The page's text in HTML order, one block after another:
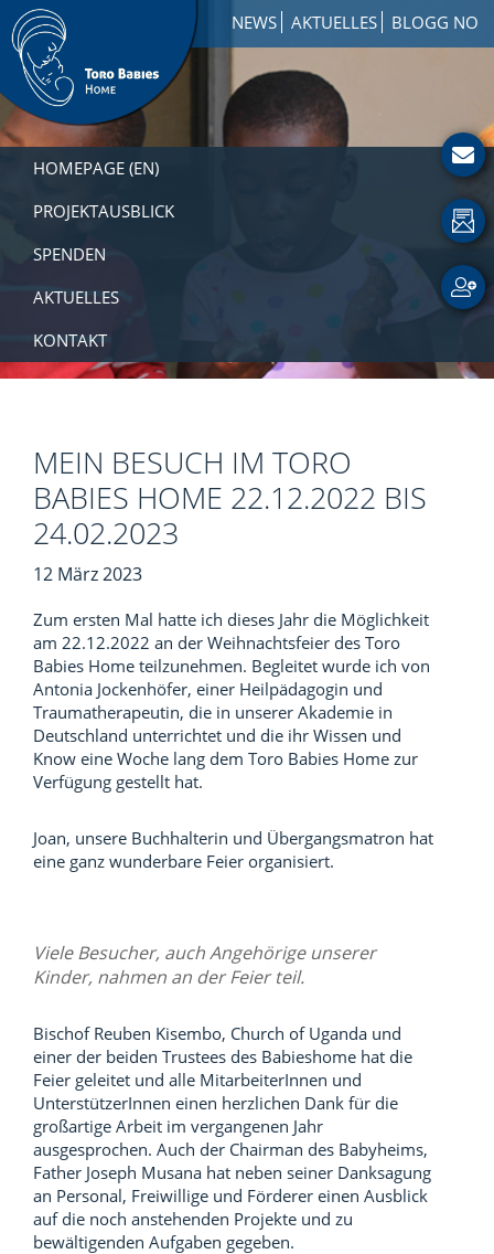
Zur
Hauptnavigation
springen
Skip
to
main
content
Zur
Fußzeile
springen
NEWS AKTUELLES BLOGG NO
Toro
Babies
Home
How
Involved
HOMEPAGE (EN)
PROJEKTAUSBLICK
SPENDEN
AKTUELLES
KONTAKT
MEIN BESUCH IM TORO
BABIES HOME 22.12.2022 BIS
24.02.2023
12 März 2023
Zum ersten Mal hatte ich dieses Jahr die Möglichkeit
am 22.12.2022 an der Weihnachtsfeier des Toro
Babies Home teilzunehmen. Begleitet wurde ich von
Antonia Jockenhöfer, einer Heilpädagogin und
Traumatherapeutin, die in unserer Akademie in
Deutschland unterrichtet und die ihr Wissen und
Know eine Woche lang dem Toro Babies Home zur
Verfügung gestellt hat.
Joan, unsere Buchhalterin und Übergangsmatron hat
eine ganz wunderbare Feier organisiert.
Viele Besucher, auch Angehörige unserer
Kinder, nahmen an der Feier teil.
Bischof Reuben Kisembo, Church of Uganda und
einer der beiden Trustees des Babieshome hat die
Feier geleitet und alle MitarbeiterInnen und
UnterstützerInnen einen herzlichen Dank für die
großartige Arbeit im vergangenen Jahr
ausgesprochen. Auch der Chairman des Babyheims,
Father Joseph Musana hat neben seiner Danksagung
an Personal, Freiwillige und Förderer einen Ausblick
auf die noch anstehenden Projekte und zu
bewältigenden Aufgaben gegeben.